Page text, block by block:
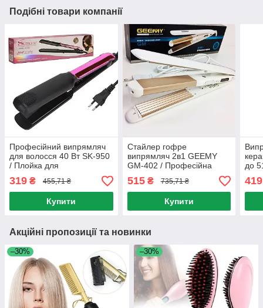
Подібні товари компанії
Професійний випрямляч
для волосся 40 Вт SK-950
/ Плойка для
вирівнювання волосся /
Стайлер для укладання
волосся /
319 ₴ 455,71 ₴
Купити
Стайлер гофре
випрямляч 2в1 GEEMY
GM-402 / Професійна
плойка прасок для
волосся
515₴ 735,71 ₴
Купити
до
для
419
Акційні пропозиції та новинки
–30% –30%